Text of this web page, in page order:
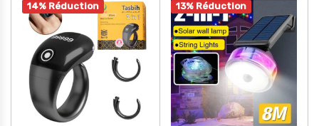
14% Réduction 13% Réduction